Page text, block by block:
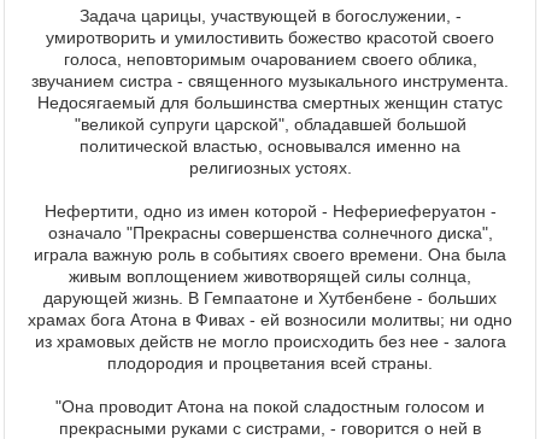
Задача царицы, участвующей в богослужении, -
умиротворить и умилостивить божество красотой своего
голоса, неповторимым очарованием своего облика,
звучанием систра - священного музыкального инструмента.
Недосягаемый для большинства смертных женщин статус
"великой супруги царской", обладавшей большой
политической властью, основывался именно на
религиозных устоях.
Нефертити, одно из имен которой - Нефериеферуатон -
означало "Прекрасны совершенства солнечного диска",
играла важную роль в событиях своего времени. Она была
живым воплощением животворящей силы солнца,
дарующей жизнь. В Гемпаатоне и Хутбенбене - больших
храмах бога Атона в Фивах - ей возносили молитвы; ни одно
из храмовых действ не могло происходить без нее - залога
плодородия и процветания всей страны.
"Она проводит Атона на покой сладостным голосом и
прекрасными руками с систрами, - говорится о ней в